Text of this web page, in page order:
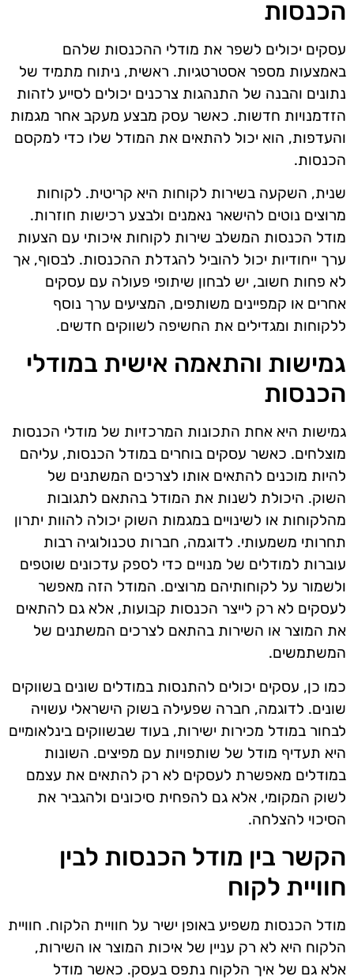
הכנסות
עסקים יכולים לשפר את מודלי ההכנסות שלהם
באמצעות מספר אסטרטגיות. ראשית, ניתוח מתמיד של
נתונים והבנה של התנהגות צרכנים יכולים לסייע לזהות
הזדמנויות חדשות. כאשר עסק מבצע מעקב אחר מגמות
והעדפות, הוא יכול להתאים את המודל שלו כדי למקסם
הכנסות.
שנית, השקעה בשירות לקוחות היא קריטית. לקוחות
מרוצים נוטים להישאר נאמנים ולבצע רכישות חוזרות.
מודל הכנסות המשלב שירות לקוחות איכותי עם הצעות
ערך ייחודיות יכול להוביל להגדלת ההכנסות. לבסוף, אך
לא פחות חשוב, יש לבחון שיתופי פעולה עם עסקים
אחרים או קמפיינים משותפים, המציעים ערך נוסף
ללקוחות ומגדילים את החשיפה לשווקים חדשים.
גמישות והתאמה אישית במודלי
הכנסות
גמישות היא אחת התכונות המרכזיות של מודלי הכנסות
מוצלחים. כאשר עסקים בוחרים במודל הכנסות, עליהם
להיות מוכנים להתאים אותו לצרכים המשתנים של
השוק. היכולת לשנות את המודל בהתאם לתגובות
מהלקוחות או לשינויים במגמות השוק יכולה להוות יתרון
תחרותי משמעותי. לדוגמה, חברות טכנולוגיה רבות
עוברות למודלים של מנויים כדי לספק עדכונים שוטפים
ולשמור על לקוחותיהם מרוצים. המודל הזה מאפשר
לעסקים לא רק לייצר הכנסות קבועות, אלא גם להתאים
את המוצר או השירות בהתאם לצרכים המשתנים של
המשתמשים.
כמו כן, עסקים יכולים להתנסות במודלים שונים בשווקים
שונים. לדוגמה, חברה שפעילה בשוק הישראלי עשויה
לבחור במודל מכירות ישירות, בעוד שבשווקים בינלאומיים
היא תעדיף מודל של שותפויות עם מפיצים. השונות
במודלים מאפשרת לעסקים לא רק להתאים את עצמם
לשוק המקומי, אלא גם להפחית סיכונים ולהגביר את
הסיכוי להצלחה.
הקשר בין מודל הכנסות לבין
חוויית לקוח
מודל הכנסות משפיע באופן ישיר על חוויית הלקוח. חוויית
הלקוח היא לא רק עניין של איכות המוצר או השירות,
אלא גם של איך הלקוח נתפס בעסק. כאשר מודל